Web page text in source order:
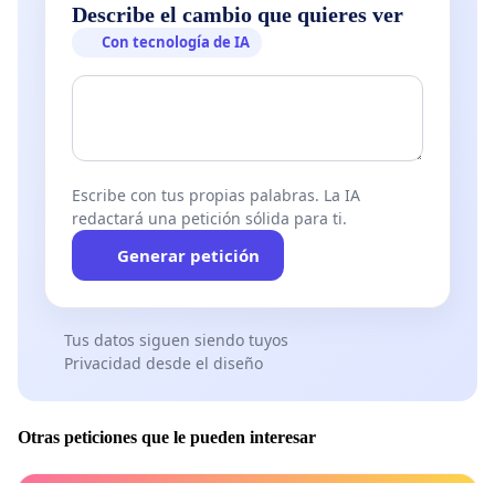
Describe el cambio que quieres ver
Con tecnología de IA
Escribe con tus propias palabras. La IA
redactará una petición sólida para ti.
Generar petición
Tus datos siguen siendo tuyos
Privacidad desde el diseño
Otras peticiones que le pueden interesar